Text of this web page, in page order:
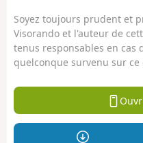
Soyez toujours prudent et
Visorando et l'auteur de
tenus responsables en cas
quelconque survenu sur ce